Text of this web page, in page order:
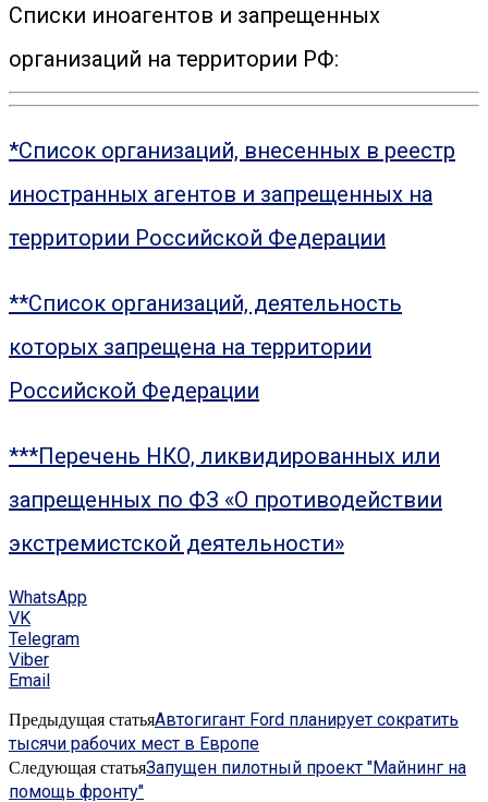
Списки иноагентов и запрещенных
организаций на территории РФ:
*Список организаций, внесенных в реестр
иностранных агентов и запрещенных на
территории Российской Федерации
**Список организаций, деятельность
которых запрещена на территории
Российской Федерации
***Перечень НКО, ликвидированных или
запрещенных по ФЗ «О противодействии
экстремистской деятельности»
WhatsApp
VK
Telegram
Viber
Email
Предыдущая статьяАвтогигант Ford планирует сократить
тысячи рабочих мест в Европе
Следующая статьяЗапущен пилотный проект "Майнинг на
помощь фронту"